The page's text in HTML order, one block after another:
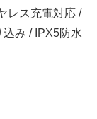
レス充電対応 /
み / IPX5防水